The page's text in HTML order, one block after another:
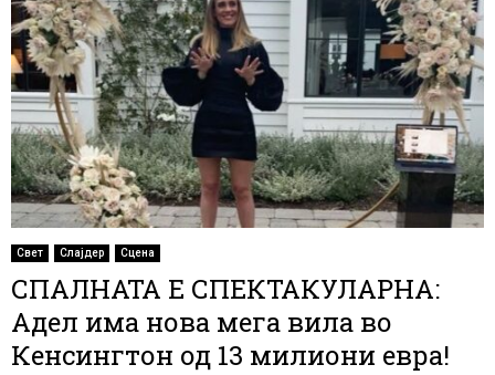
Свет Слајдер Сцена
СПАЛНАТА Е СПЕКТАКУЛАРНА:
Адел има нова мега вила во
Кенсингтон од 13 милиони евра!